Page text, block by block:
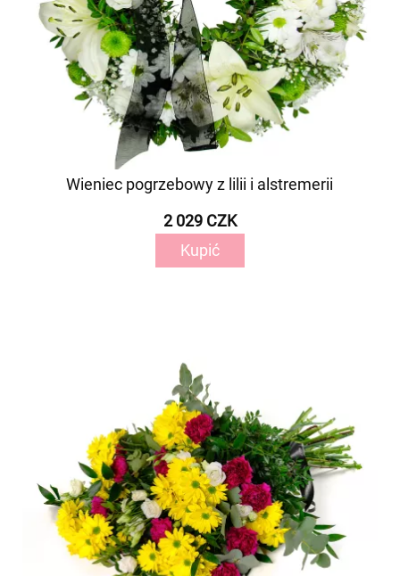
Wieniec pogrzebowy z lilii i alstremerii
2 029 CZK
Kupić